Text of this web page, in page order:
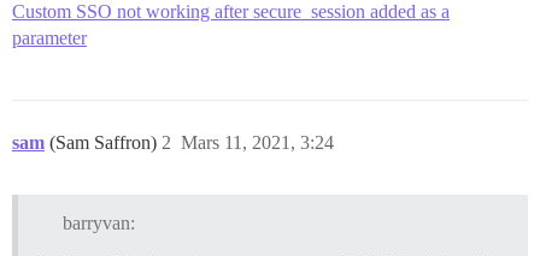
Custom SSO not working after secure_session added as a
parameter
sam (Sam Saffron) Mars 11, 2021, 3:24
2
barryvan: